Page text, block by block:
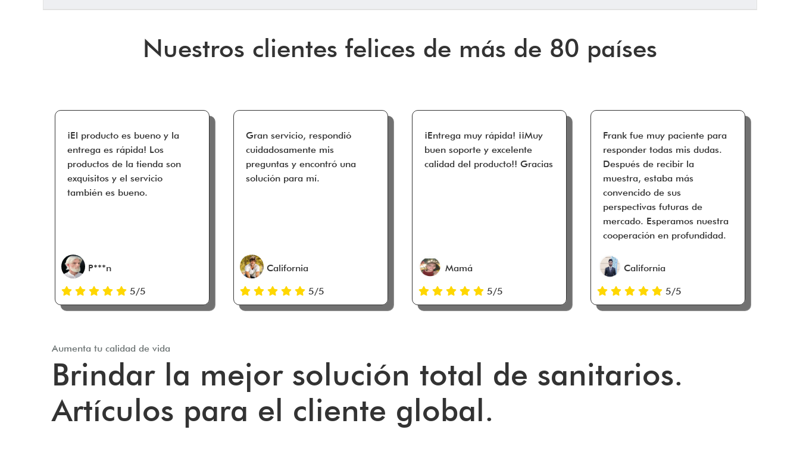
Nuestros clientes felices de más de 80 países
¡El producto es bueno y la
entrega es rápida! Los
productos de la tienda son
exquisitos y el servicio
también es bueno.
P***n
5/5
Gran servicio, respondió
cuidadosamente mis
preguntas y encontró una
solución para mí.
California
5/5
¡Entrega muy rápida! ¡¡Muy
buen soporte y excelente
calidad del producto!! Gracias
Mamá
5/5
Frank fue muy paciente para
responder todas mis dudas.
Después de recibir la
muestra, estaba más
convencido de sus
perspectivas futuras de
mercado. Esperamos nuestra
cooperación en profundidad.
California
5/5
Aumenta tu calidad de vida
Brindar la mejor solución total de sanitarios.
Artículos para el cliente global.